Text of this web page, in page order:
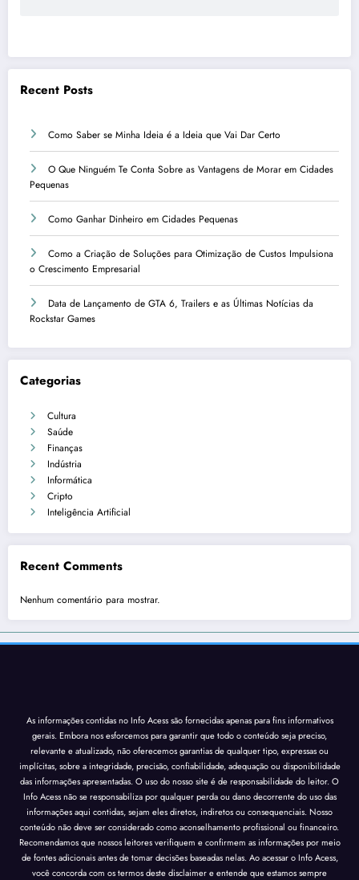
Recent Posts
Como Saber se Minha Ideia é a Ideia que Vai Dar Certo
O Que Ninguém Te Conta Sobre as Vantagens de Morar em Cidades
Pequenas
Como Ganhar Dinheiro em Cidades Pequenas
Como a Criação de Soluções para Otimização de Custos Impulsiona
o Crescimento Empresarial
Data de Lançamento de GTA 6, Trailers e as Últimas Notícias da
Rockstar Games
Categorias
Cultura
Saúde
Finanças
Indústria
Informática
Cripto
Inteligência Artificial
Recent Comments
Nenhum comentário para mostrar.
As informações contidas no Info Acess são fornecidas apenas para fins informativos
gerais. Embora nos esforcemos para garantir que todo o conteúdo seja preciso,
relevante e atualizado, não oferecemos garantias de qualquer tipo, expressas ou
implícitas, sobre a integridade, precisão, confiabilidade, adequação ou disponibilidade
das informações apresentadas. O uso do nosso site é de responsabilidade do leitor. O
Info Acess não se responsabiliza por qualquer perda ou dano decorrente do uso das
informações aqui contidas, sejam eles diretos, indiretos ou consequenciais. Nosso
conteúdo não deve ser considerado como aconselhamento profissional ou financeiro.
Recomendamos que nossos leitores verifiquem e confirmem as informações por meio
de fontes adicionais antes de tomar decisões baseadas nelas. Ao acessar o Info Acess,
você concorda com os termos deste disclaimer e entende que estamos sempre